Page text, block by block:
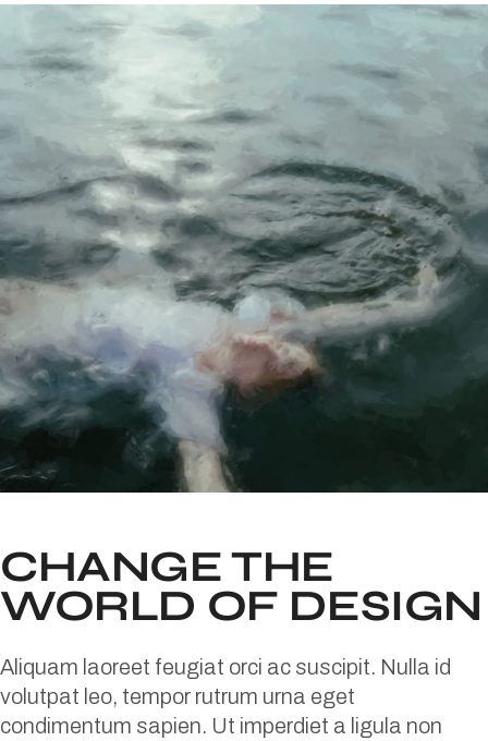
CHANGE THE
WORLD OF DESIGN
Aliquam laoreet feugiat orci ac suscipit. Nulla id
volutpat leo, tempor rutrum urna eget
condimentum sapien. Ut imperdiet a ligula non